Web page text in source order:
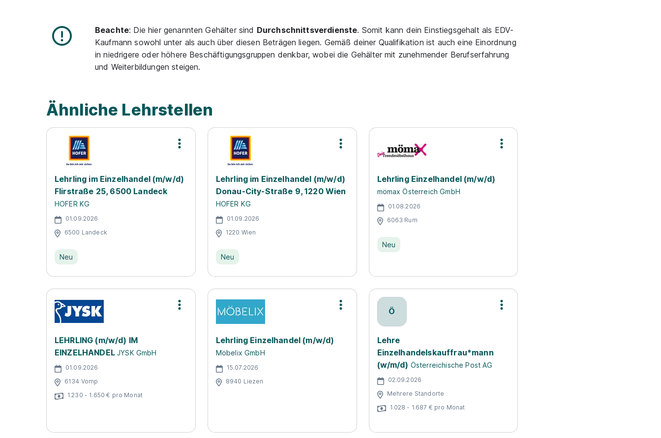
Beachte: Die hier genannten Gehälter sind Durchschnittsverdienste. Somit kann dein Einstiegsgehalt als EDV-
Kaufmann sowohl unter als auch über diesen Beträgen liegen. Gemäß deiner Qualifikation ist auch eine Einordnung
in niedrigere oder höhere Beschäftigungsgruppen denkbar, wobei die Gehälter mit zunehmender Berufserfahrung
und Weiterbildungen steigen.
Ähnliche Lehrstellen
Lehrling im Einzelhandel (m/w/d)
Flirstraße 25, 6500 Landeck
HOFER KG
01.09.2026
6500 Landeck
Neu
Lehrling im Einzelhandel (m/w/d)
Donau-City-Straße 9, 1220 Wien
HOFER KG
01.09.2026
1220 Wien
Neu
Lehrling Einzelhandel (m/w/d)
mömax Österreich GmbH
01.08.2026
6063 Rum
Neu
LEHRLING (m/w/d) IM
EINZELHANDELJYSK GmbH
01.09.2026
6134 Vomp
1.230 - 1.650 € pro Monat
Lehrling Einzelhandel (m/w/d)
Möbelix GmbH
15.07.2026
8940 Liezen
Ö
Lehre
Einzelhandelskauffrau*mann
(w/m/d) Österreichische Post AG
02.09.2026
Mehrere Standorte
1.028 - 1.687 € pro Monat